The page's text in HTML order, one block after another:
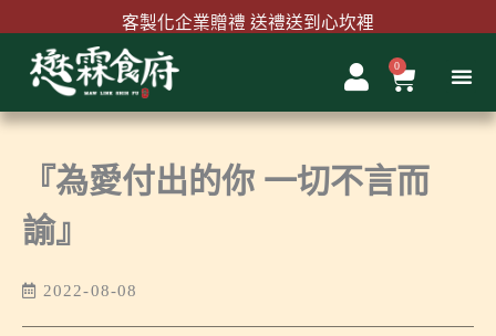
至
內
客製化企業贈禮 送禮送到心坎裡
首購結帳輸入『MAWLINK100』現折100元
0
購
物
籃
『為愛付出的你 一切不言而
諭』
2022-08-08